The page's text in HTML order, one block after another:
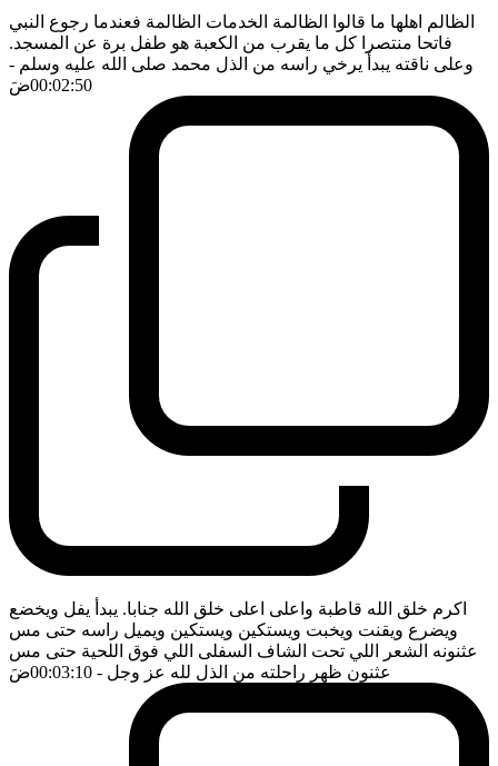
الظالم اهلها ما قالوا الظالمة الخدمات الظالمة فعندما رجوع النبي
فاتحا منتصرا كل ما يقرب من الكعبة هو طفل برة عن المسجد.
وعلى ناقته يبدأ يرخي راسه من الذل محمد صلى الله عليه وسلم -
00:02:50ضَ
اكرم خلق الله قاطبة واعلى اعلى خلق الله جنابا. يبدأ يفل ويخضع
ويضرع ويقنت ويخبت ويستكين ويستكين ويميل راسه حتى مس
عثنونه الشعر اللي تحت الشاف السفلى اللي فوق اللحية حتى مس
عثنون ظهر راحلته من الذل لله عز وجل - 00:03:10 ضَ